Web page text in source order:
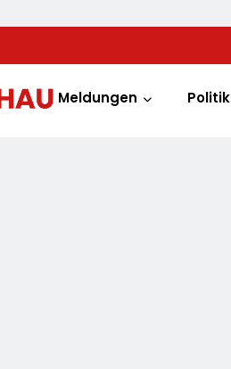
Meldungen Politik